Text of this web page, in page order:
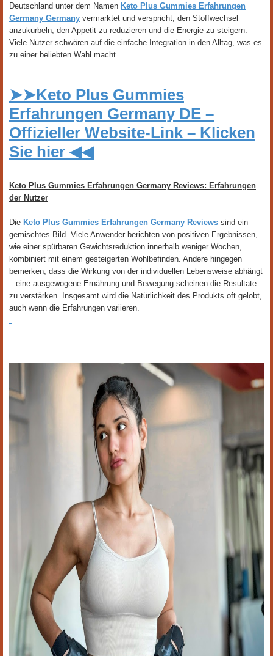
Deutschland unter dem Namen Keto Plus Gummies Erfahrungen
Germany Germany vermarktet und verspricht, den Stoffwechsel
anzukurbeln, den Appetit zu reduzieren und die Energie zu steigern.
Viele Nutzer schwören auf die einfache Integration in den Alltag, was es
zu einer beliebten Wahl macht.
➤➤Keto Plus Gummies
Erfahrungen Germany DE –
Offizieller Website-Link – Klicken
Sie hier ◀◀
Keto Plus Gummies Erfahrungen Germany Reviews: Erfahrungen
der Nutzer
Die Keto Plus Gummies Erfahrungen Germany Reviews sind ein
gemischtes Bild. Viele Anwender berichten von positiven Ergebnissen,
wie einer spürbaren Gewichtsreduktion innerhalb weniger Wochen,
kombiniert mit einem gesteigerten Wohlbefinden. Andere hingegen
bemerken, dass die Wirkung von der individuellen Lebensweise abhängt
– eine ausgewogene Ernährung und Bewegung scheinen die Resultate
zu verstärken. Insgesamt wird die Natürlichkeit des Produkts oft gelobt,
auch wenn die Erfahrungen variieren.